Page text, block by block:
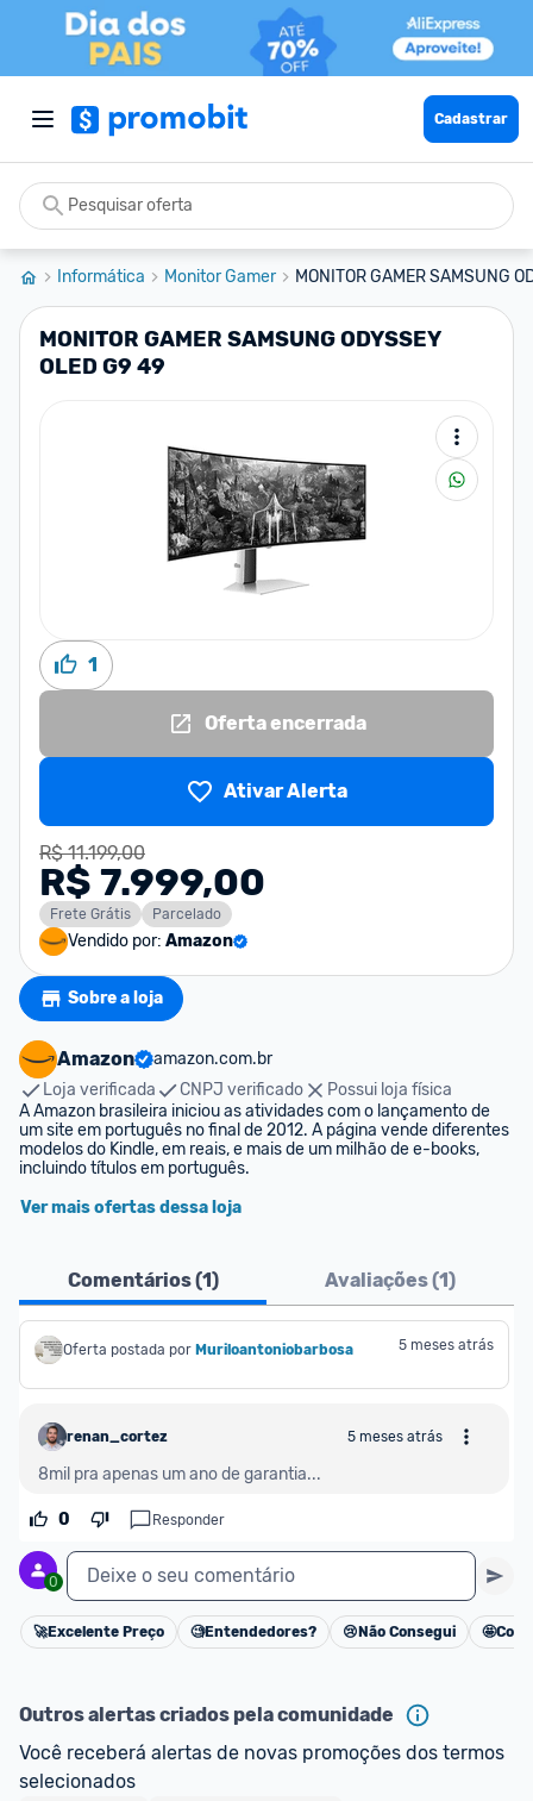
Cadastrar
Informática Monitor Gamer MONITOR GAMER SAMSUNG
MONITOR GAMER SAMSUNG ODYSSEY
OLED G9 49
1
Oferta encerrada
Ativar Alerta
R$ 11.199,00
R$ 7.999,00
Frete Grátis Parcelado
Vendido por: Amazon
Sobre a loja
Amazon
amazon.com.br
Loja verificada
CNPJ verificado
Possui loja física
A Amazon brasileira iniciou as atividades com o lançamento de
um site em português no final de 2012. A página vende diferentes
modelos do Kindle, em reais, e mais de um milhão de e-books,
incluindo títulos em português.
Ver mais ofertas dessa loja
Comentários (1) Avaliações (1)
Oferta postada por Muriloantoniobarbosa 5 meses atrás
renan_cortez 5 meses atrás
8mil pra apenas um ano de garantia...
0 Responder
0 Deixe o seu comentário
Cancelar
🚀Excelente Preço 🧐Entendedores? 😢 Não Consegui 🤩
Outros alertas criados pela comunidade
Você receberá alertas de novas promoções dos termos
selecionados